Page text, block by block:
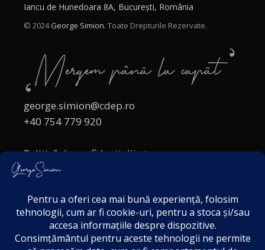
Iancu de Hunedoara 8A, București, România
© 2024George Simion. Toate Drepturile Rezervate.
george.simion@cdep.ro
+40 754 779 920
Politică de confidențialitate
Politica cookies
Acordul de markting
Disclaimer